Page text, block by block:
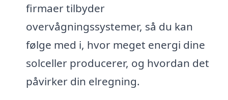
firmaer tilbyder
overvågningssystemer, så du kan
følge med i, hvor meget energi dine
solceller producerer, og hvordan det
påvirker din elregning.